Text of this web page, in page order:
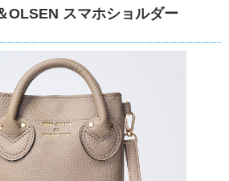
スマホショルダー